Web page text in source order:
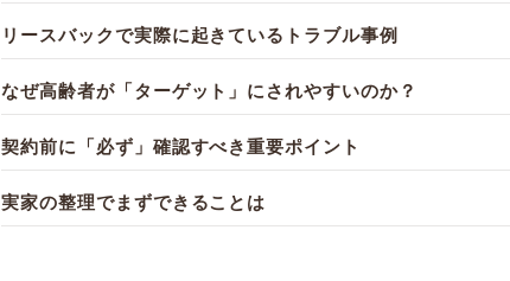
リースバックで実際に起きているトラブル事例
なぜ高齢者が「ターゲット」にされやすいのか？
契約前に「必ず」確認すべき重要ポイント
実家の整理でまずできることは